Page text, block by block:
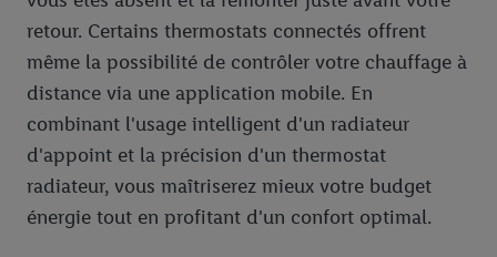
retour. Certains thermostats connectés offrent
même la possibilité de contrôler votre chauffage à
distance via une application mobile. En
combinant l'usage intelligent d'un radiateur
d'appoint et la précision d'un thermostat
radiateur, vous maîtriserez mieux votre budget
énergie tout en profitant d'un confort optimal.